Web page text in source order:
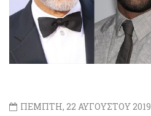
ΠΕΜΠΤΗ, 22 ΑΥΓΟΥΣΤΟΥ 2019